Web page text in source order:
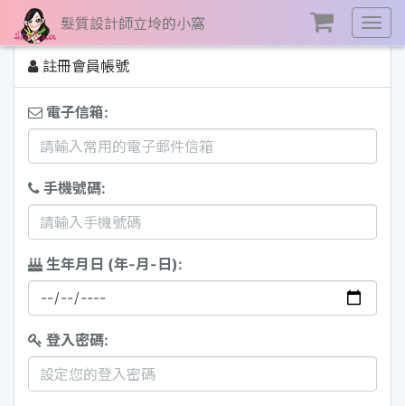
展
開
單
髮質設計師立坽的小窩
註冊會員帳號
電子信箱:
手機號碼:
生年月日 (年-月-日):
登入密碼: